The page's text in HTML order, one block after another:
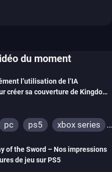
du moment
l’utilisation de l’IA
créer sa couverture de Kingdom
pc ps5
xbox series
of the Sword – Nos impressions
de jeu sur PS5